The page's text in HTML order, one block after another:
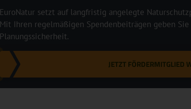
EuroNatur setzt auf langfristig angelegte
Mit Ihren regelmäßigen Spendenbeiträgen geben
Planungssicherheit.
JETZT FÖRDERMITGLIED